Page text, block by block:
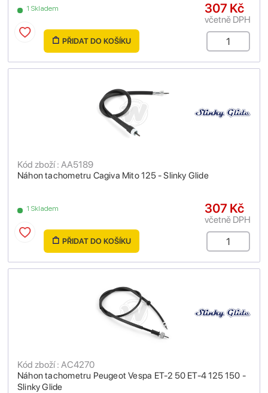
1 Skladem 307 Kč
včetně DPH
PŘIDAT DO KOŠÍKU
Náhon tachometru Cagiva Mito 125 - Slinky Glide
Kód zboží : AA5189
1 Skladem 307 Kč
včetně DPH
PŘIDAT DO KOŠÍKU
Náhon tachometru Peugeot Vespa ET-2 50 ET-4 125 150 -
Slinky Glide
Kód zboží : AC4270